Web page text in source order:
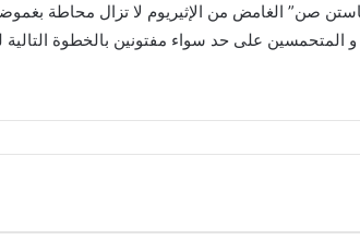
صن” الغامض من الإثيريوم لا تزال محاطة
و المتحمسين على حد سواء مفتونين بالخطوة